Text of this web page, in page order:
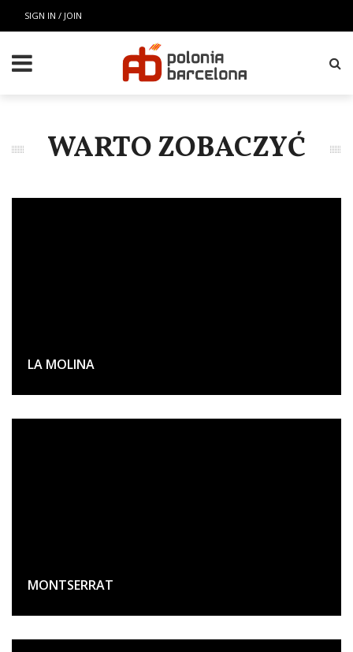
SIGN IN / JOIN
WARTO ZOBACZYĆ
LA MOLINA
MONTSERRAT